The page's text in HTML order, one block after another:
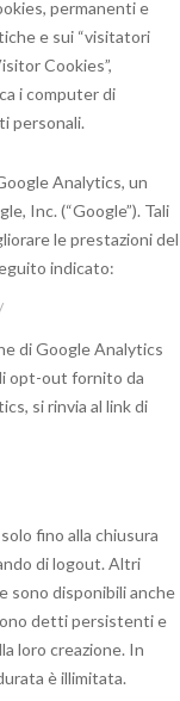
permanenti e
e sui “visitatori
Cookies”,
i computer di
personali.
Analytics, un
Inc. (“Google”). Tali
le prestazioni del
indicato:
di Google Analytics
opt-out fornito da
si rinvia al link di
fino alla chiusura
di logout. Altri
sono disponibili anche
detti persistenti e
loro creazione. In
è illimitata.